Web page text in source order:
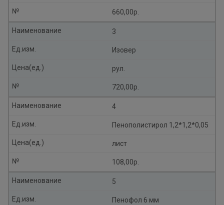
660,00р.
№
3
Наименование
Изовер
Ед.изм.
рул.
Цена(ед.)
720,00р.
№
4
Наименование
Пенополистирол 1,2*1,2*0,05
Ед.изм.
лист
Цена(ед.)
108,00р.
№
5
Наименование
Пенофол 6 мм
Ед.изм.